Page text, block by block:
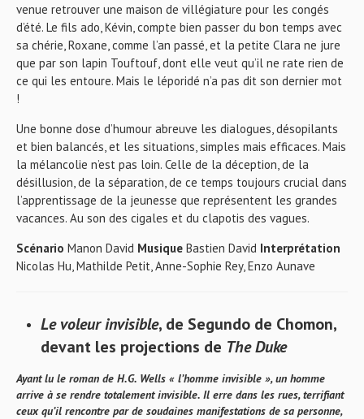
venue retrouver une maison de villégiature pour les congés
d’été. Le fils ado, Kévin, compte bien passer du bon temps avec
sa chérie, Roxane, comme l’an passé, et la petite Clara ne jure
que par son lapin Touftouf, dont elle veut qu’il ne rate rien de
ce qui les entoure. Mais le léporidé n’a pas dit son dernier mot
!
Une bonne dose d’humour abreuve les dialogues, désopilants
et bien balancés, et les situations, simples mais efficaces. Mais
la mélancolie n’est pas loin. Celle de la déception, de la
désillusion, de la séparation, de ce temps toujours crucial dans
l’apprentissage de la jeunesse que représentent les grandes
vacances. Au son des cigales et du clapotis des vagues.
Scénario Manon David Musique Bastien David Interprétation
Nicolas Hu, Mathilde Petit, Anne-Sophie Rey, Enzo Aunave
Le voleur invisible, de Segundo de Chomon,
devant les projections de The Duke
Ayant lu le roman de H.G. Wells « l’homme invisible », un homme
arrive à se rendre totalement invisible. Il erre dans les rues, terrifiant
ceux qu’il rencontre par de soudaines manifestations de sa personne,